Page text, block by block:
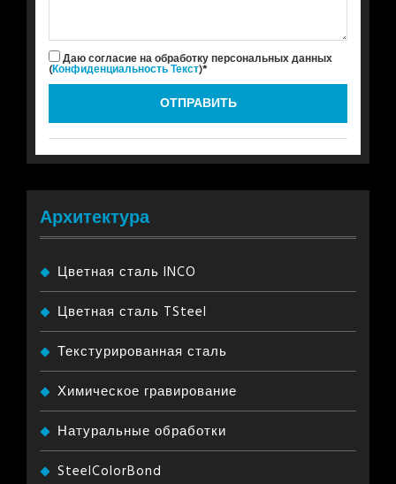
Даю согласие на обработку персональных данных
(Конфиденциальность Текст)*
Архитектура
Цветная сталь INCO
Цветная сталь TSteel
Текстурированная сталь
Химическое гравирование
Натуральные обработки
SteelColorBond